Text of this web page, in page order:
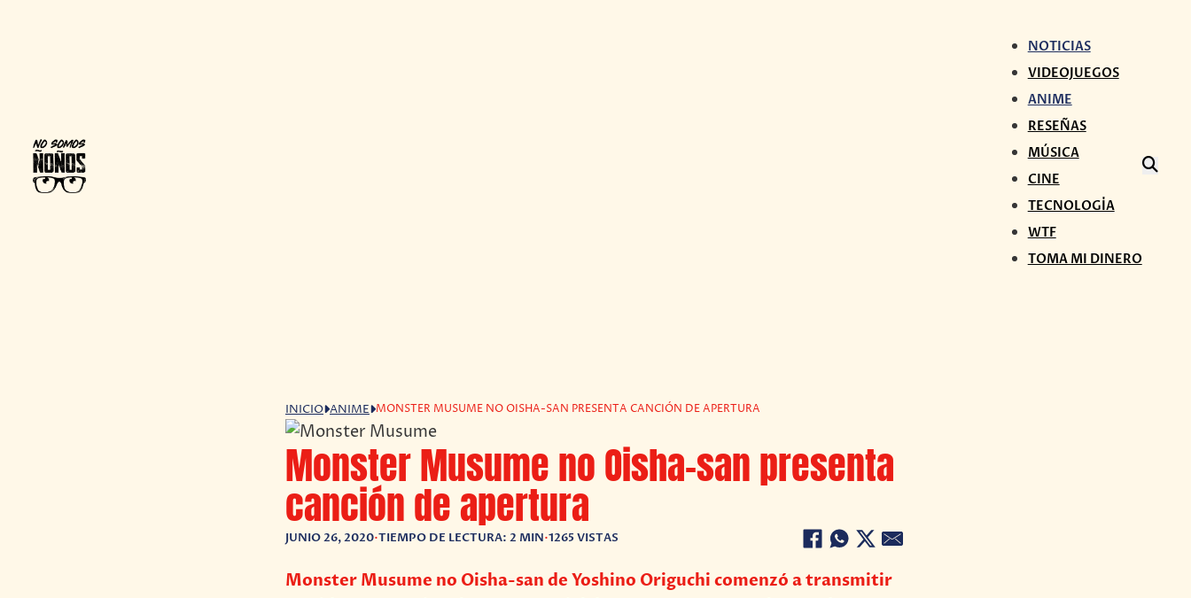
NOTICIAS
VIDEOJUEGOS
ANIME
RESEÑAS
MÚSICA
CINE
TECNOLOGÍA
WTF
TOMA MI DINERO
INICIO ANIME MONSTER MUSUME NO OISHA-SAN PRESENTA CANCIÓN DE APERTURA
Monster Musume no Oisha-san presenta
canción de apertura
JUNIO 26, 2020•TIEMPO DE LECTURA: 2 MIN•1265 VISTAS
Monster Musume no Oisha-san de Yoshino Origuchi comenzó a transmitir